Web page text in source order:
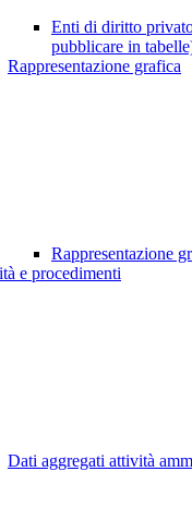
Enti di diritto
pubblicare in
Rappresentazione grafica
Rappresentazione
e procedimenti
Dati aggregati attività